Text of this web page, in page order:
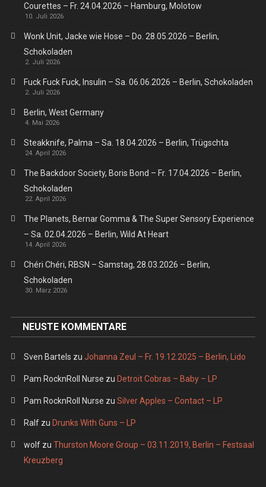
Courettes – Fr. 24.04.2026 – Hamburg, Molotow
10. Juli 2026
Wonk Unit, Jacke wie Hose – Do. 28.05.2026 – Berlin,
Schokoladen
2. Juli 2026
Fuck Fuck Fuck, Insulin – Sa. 06.06.2026 – Berlin, Schokoladen
2. Juli 2026
Berlin, West Germany
4. Mai 2026
Steakknife, Palma – Sa. 18.04.2026 – Berlin, Trügschta
24. April 2026
The Backdoor Society, Boris Bond – Fr. 17.04.2026 – Berlin,
Schokoladen
22. April 2026
The Planets, Bernar Gomma & The Super Sensory Experience
– Sa. 02.04.2026 – Berlin, Wild At Heart
14. April 2026
Chéri Chéri, RBSN – Samstag, 28.03.2026 – Berlin,
Schokoladen
30. März 2026
NEUSTE KOMMENTARE
Sven Bartels zu Johanna Zeul – Fr. 19.12.2025 – Berlin, Lido
Pam RocknRoll Nurse zu Detroit Cobras – Baby – LP
Pam RocknRoll Nurse zu Silver Apples – Contact – LP
Ralfzu Drunks With Guns – LP
wolfzu Thurston Moore Group – 03.11.2019, Berlin – Festsaal
Kreuzberg